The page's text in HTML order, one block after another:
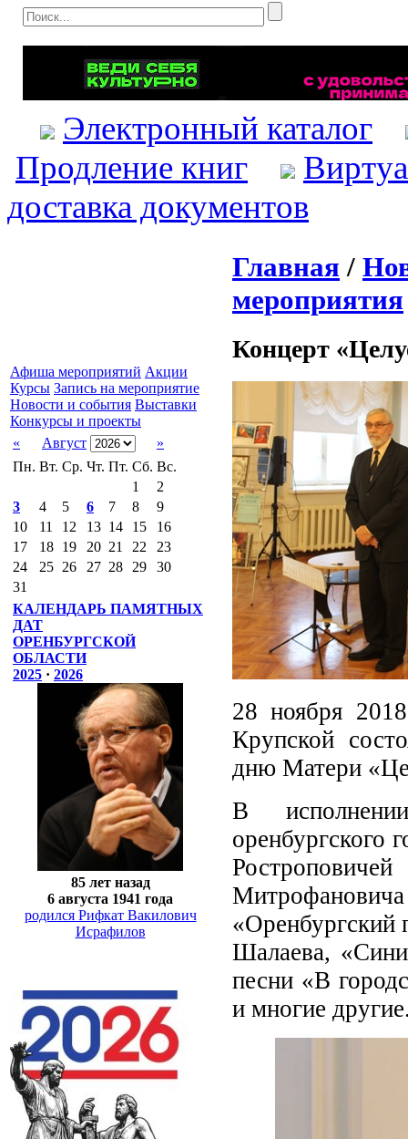
Электронный каталог
Продление книг
доставка документов
Афиша мероприятий Акции
Курсы Запись на мероприятие
Новости и события Выставки
Конкурсы и проекты
«
Август
»
Пн. Вт. Ср. Чт. Пт. Сб. Вс.
1
2
3
4 5 6 7 8
9
10
11 12 13 14 15
16
17
18 19 20 21 22
23
24
25 26 27 28 29
30
31
КАЛЕНДАРЬ ПАМЯТНЫХ
ДАТ
ОРЕНБУРГСКОЙ
ОБЛАСТИ
2025 · 2026
85 лет назад
6 августа 1941 года
родился Рифкат Вакилович
Исрафилов
Главная /
мероприятия
Концерт
28 ноября
Крупской
дню Матери
В
оренбургского
«Оренбургский
Шалаева,
песни «В
и многие